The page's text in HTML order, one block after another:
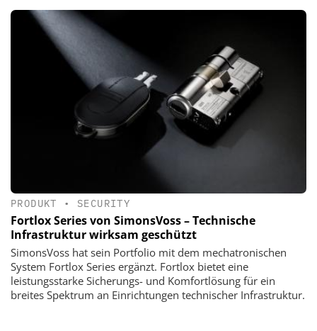
PRODUKT • SECURITY
Fortlox Series von SimonsVoss – Technische
Infrastruktur wirksam geschützt
SimonsVoss hat sein Portfolio mit dem mechatronischen
System Fortlox Series ergänzt. Fortlox bietet eine
leistungsstarke Sicherungs- und Komfortlösung für ein
breites Spektrum an Einrichtungen technischer Infrastruktur.